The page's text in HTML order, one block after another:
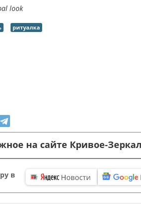
look
ритуалка
на сайте Кривое-
в